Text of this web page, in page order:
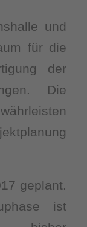
und
für die
der
Die
geplant.
ist